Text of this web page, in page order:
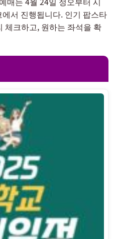
서 진행됩니다. 인기 팝스타
체크하고, 원하는 좌석을 확